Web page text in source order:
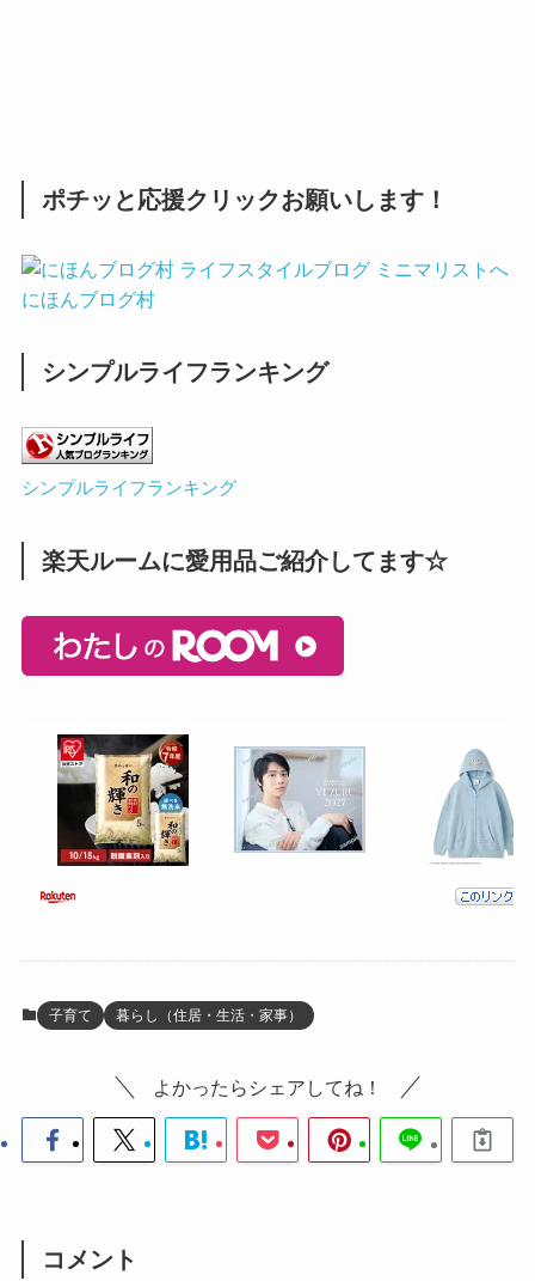
ポチッと応援クリックお願いします！
にほんブログ村
シンプルライフランキング
シンプルライフランキング
楽天ルームに愛用品ご紹介してます☆
子育て 暮らし（住居・生活・家事）
よかったらシェアしてね！
コメント